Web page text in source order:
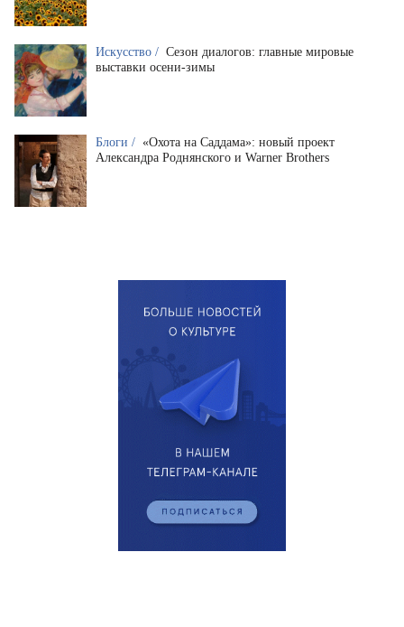
Искусство / Сезон диалогов: главные мировые
выставки осени-зимы
Блоги / «Охота на Саддама»: новый проект
Александра Роднянского и Warner Brothers